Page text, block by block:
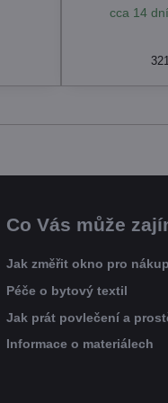
cca 14
Co Vás může
Jak změřit okno pro
Péče o bytový textil
Jak prát povlečení a
Informace o materiálech